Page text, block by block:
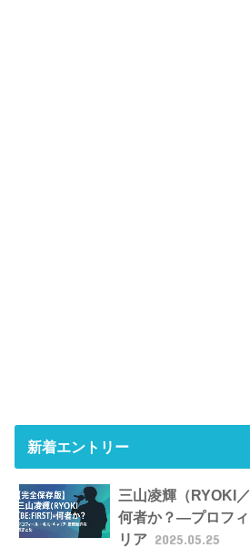
新着エントリー
三山凌輝（RYOKI
何者か？―プロフ
リア 2025.05.25